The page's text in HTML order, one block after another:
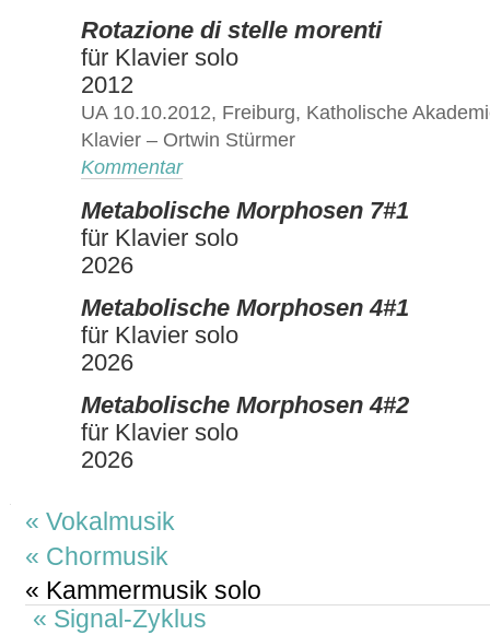
Rotazione di stelle morenti
für Klavier solo
2012
UA 10.10.2012, Freiburg, Katholische
Klavier – Ortwin Stürmer
Kommentar
Metabolische Morphosen 7#1
für Klavier solo
2026
Metabolische Morphosen 4#1
für Klavier solo
2026
Metabolische Morphosen 4#2
für Klavier solo
2026
Navigation
Vokalmusik
Chormusik
Kammermusik solo
Signal-Zyklus